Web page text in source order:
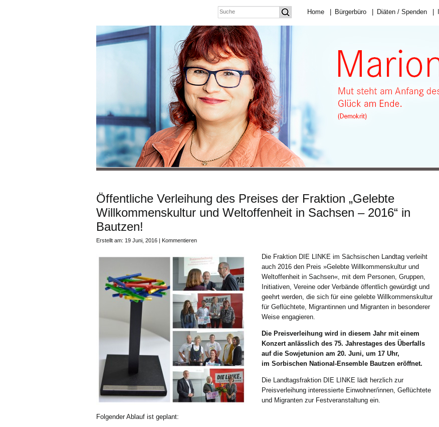
Home Bürgerbüro Diäten / Spenden
Öffentliche Verleihung des Preises der Fraktion „Gelebte
Willkommenskultur und Weltoffenheit in Sachsen – 2016“ in
Bautzen!
Erstellt am: 19 Juni, 2016 | Kommentieren
Die Fraktion DIE LINKE im Sächsischen Landtag verleiht
auch 2016 den Preis »Gelebte Willkommenskultur und
Welt­offenheit in Sachsen«, mit dem Personen, Gruppen,
Initiativen, Vereine oder Verbände öffentlich gewürdigt und
geehrt werden, die sich für eine gelebte Willkommenskultur
für Geflüchtete, Migrantinnen und Migranten in besonderer
Weise engagieren.
Die Preisverleihung wird in diesem Jahr mit einem
Konzert anlässlich des 75. Jahrestages des Überfalls
auf die Sowjetunion am 20. Juni, um 17 Uhr,
im Sorbischen National-Ensemble Bautzen eröffnet.
Die Landtagsfraktion DIE LINKE lädt herzlich zur
Preisverleihung interessierte Einwohner/innen, Geflüchtete
und Migranten zur Festveranstaltung ein.
Folgender Ablauf ist geplant: